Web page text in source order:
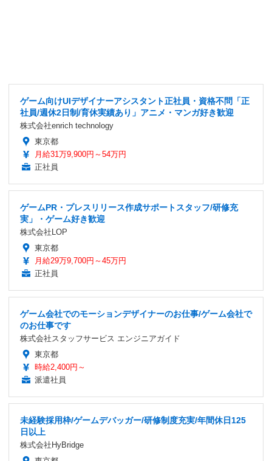
ゲーム向けUIデザイナーアシスタント正社員・資格不問「正
社員/週休2日制/育休実績あり」アニメ・マンガ好き歓迎
株式会社enrich technology
東京都
月給31万9,900円～54万円
正社員
ゲームPR・プレスリリース作成サポートスタッフ/研修充
実」・ゲーム好き歓迎
株式会社LOP
東京都
月給29万9,700円～45万円
正社員
ゲーム会社でのモーションデザイナーのお仕事/ゲーム会社で
のお仕事です
株式会社スタッフサービス エンジニアガイド
東京都
時給2,400円～
派遣社員
未経験採用枠/ゲームデバッガー/研修制度充実/年間休日125
日以上
株式会社HyBridge